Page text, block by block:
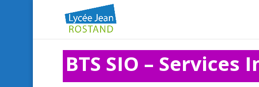
BTS SIO –